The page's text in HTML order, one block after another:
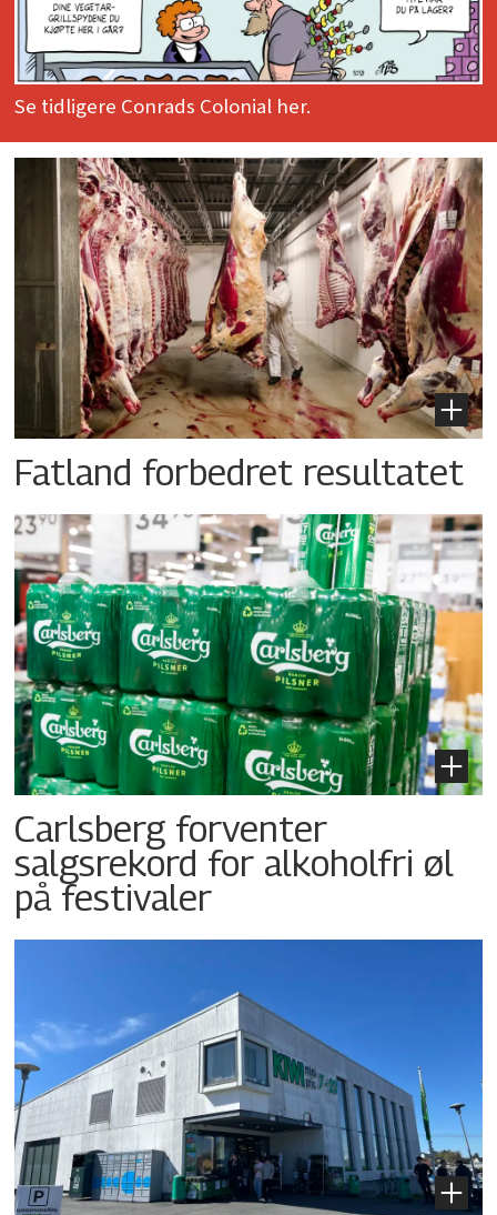
Se tidligere Conrads Colonial her.
Fatland forbedret resultatet
Carlsberg forventer
salgsrekord for alkoholfri øl
på festivaler